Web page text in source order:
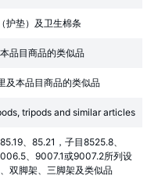
护垫）及卫生棉条
品目商品的类似品
及本品目商品的类似品
tripods and similar articles
、85.21，子目8525.8、
、9007.1或9007.2所列设
双脚架、三脚架及类似品